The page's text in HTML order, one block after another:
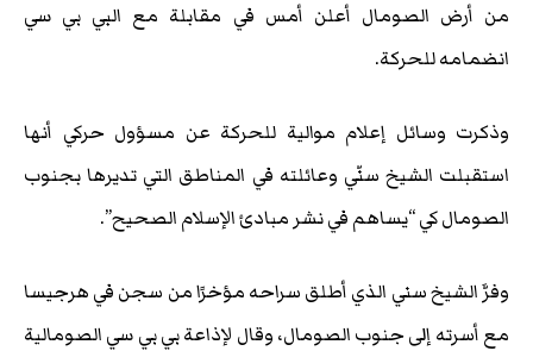
من أرض الصومال أعلن أمس في مقابلة مع البي بي سي
انضمامه للحركة.
وذكرت وسائل إعلام موالية للحركة عن مسؤول حركي أنها
استقبلت الشيخ سنّي وعائلته في المناطق التي تديرها بجنوب
الصومال كي “يساهم في نشر مبادئ الإسلام الصحيح”.
وفرَّ الشيخ سني الذي أطلق سراحه مؤخرًا من سجن في هرجيسا
مع أسرته إلى جنوب الصومال، وقال لإذاعة بي بي سي الصومالية